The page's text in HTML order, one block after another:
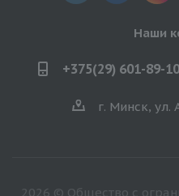
Наши
+375(29) 601-89-10
г. Минск, ул.
2026 © Общество с